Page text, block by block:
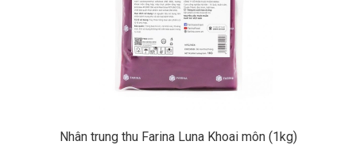
Nhân trung thu Farina Luna Khoai môn (1kg)